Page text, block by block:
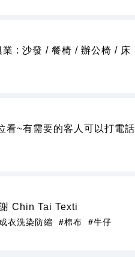
: 沙發 / 餐椅 / 辦公椅 / 床
看~有需要的客人可以打電話
Chin Tai Texti
衣洗染防縮 #棉布
#牛仔